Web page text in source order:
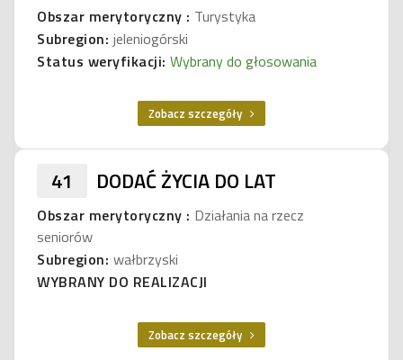
Obszar merytoryczny : Turystyka
Subregion: jeleniogórski
Status weryfikacji: Wybrany do głosowania
Zobacz szczegóły
41 DODAĆ ŻYCIA DO LAT
Obszar merytoryczny : Działania na rzecz
seniorów
Subregion: wałbrzyski
WYBRANY DO REALIZACJI
Zobacz szczegóły